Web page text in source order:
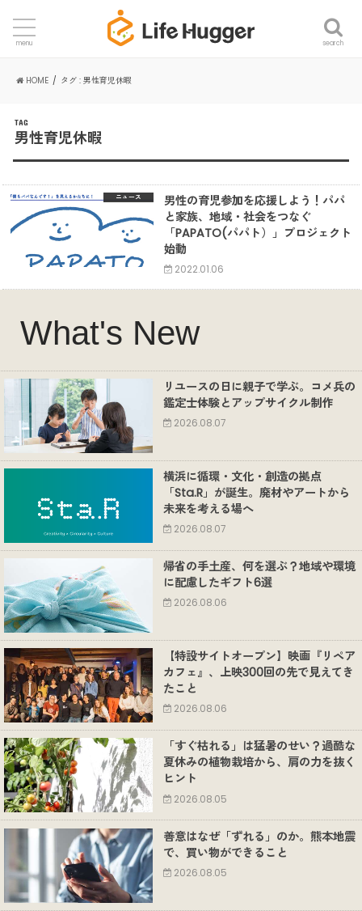
search
menu
HOME タグ : 男性育児休暇
TAG
男性育児休暇
ニュース
男性の育児参加を応援しよう！パパ
と家族、地域・社会をつなぐ
「PAPATO(パパト）」プロジェクト
始動
2022.01.06
What's New
リユースの日に親子で学ぶ。コメ兵の
鑑定士体験とアップサイクル制作
2026.08.07
横浜に循環・文化・創造の拠点
「Sta.R」が誕生。廃材やアートから
未来を考える場へ
2026.08.07
帰省の手土産、何を選ぶ？地域や環境
に配慮したギフト6選
2026.08.06
【特設サイトオープン】映画『リペア
カフェ』、上映300回の先で見えてき
たこと
2026.08.06
「すぐ枯れる」は猛暑のせい？過酷な
夏休みの植物栽培から、肩の力を抜く
ヒント
2026.08.05
善意はなぜ「ずれる」のか。熊本地震
で、買い物ができること
2026.08.05